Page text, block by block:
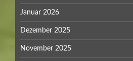
Januar 2026
Dezember 2025
November 2025